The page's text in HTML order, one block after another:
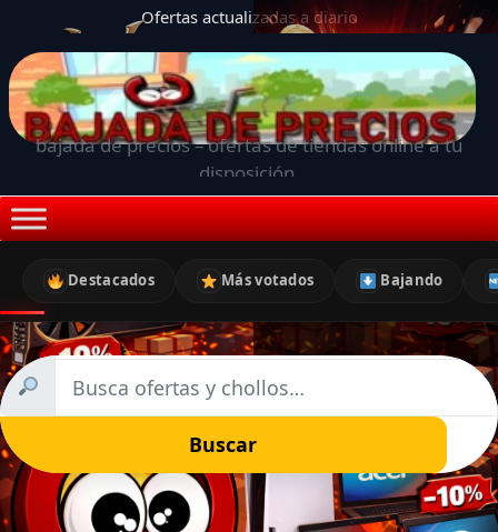
Ofertas actualizadas a diario
bajada de precios – ofertas de tiendas online a tu
disposición.
Destacados Más votados Bajando
Buscar